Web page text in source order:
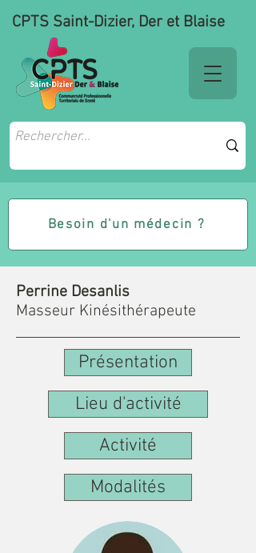
CPTS Saint-Dizier, Der et Blaise
Besoin d'un médecin ?
Perrine Desanlis
Masseur Kinésithérapeute
Présentation
Lieu d'activité
Activité
Modalités